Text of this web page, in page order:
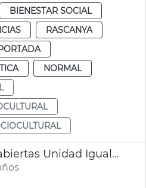
BIENESTAR SOCIAL
RASCANYA
NORMAL
Jornada puertas abiertas Unidad Igualdad Torrefiel-Orriols